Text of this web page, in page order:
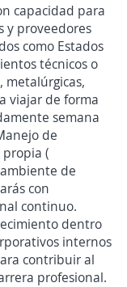
capacidad para
y proveedores
como Estados
técnicos o
metalúrgicas,
viajar de forma
semana
de
(
de
con
continuo.
dentro
internos
contribuir al
profesional.